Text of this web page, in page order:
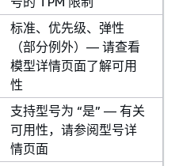
标准、优先级、弹性
（部分例外）— 请查看
模型详情页面了解可用
性
支持型号为 “是” — 有关
可用性，请参阅型号详
情页面